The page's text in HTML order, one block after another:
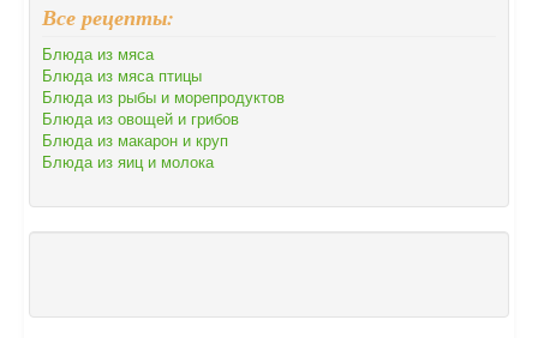
Все рецепты:
Блюда из мяса
Блюда из мяса птицы
Блюда из рыбы и морепродуктов
Блюда из овощей и грибов
Блюда из макарон и круп
Блюда из яиц и молока